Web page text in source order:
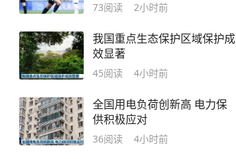
73阅读 2小时前
我国重点生态保护区域保护成
效显著
45阅读 4小时前
全国用电负荷创新高 电力保
供积极应对
36阅读 4小时前